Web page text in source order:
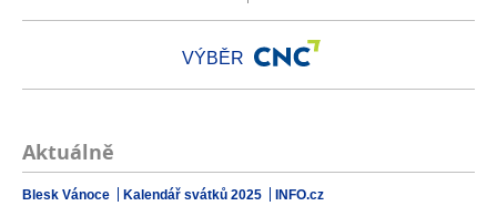
VÝBĚR
Aktuálně
Blesk Vánoce Kalendář svátků 2025 INFO.cz